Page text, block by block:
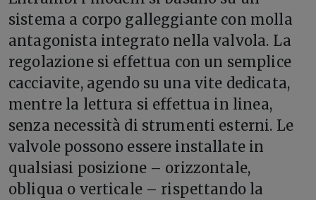
sistema a corpo galleggiante con molla
antagonista integrato nella valvola. La
regolazione si effettua con un semplice
cacciavite, agendo su una vite dedicata,
mentre la lettura si effettua in linea,
senza necessità di strumenti esterni. Le
valvole possono essere installate in
qualsiasi posizione – orizzontale,
obliqua o verticale – rispettando la